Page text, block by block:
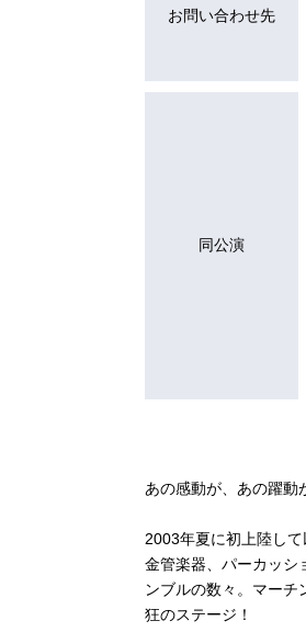
お問い合わせ先
同公演
あの感動が、あの躍動
2003年夏に初上陸し
金管楽器、パーカッシ
ンブルの数々。マー
狂のステージ！